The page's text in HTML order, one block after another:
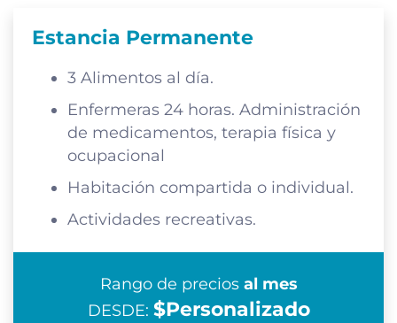
Estancia Permanente
3 Alimentos al día.
Enfermeras 24 horas. Administración
de medicamentos, terapia física y
ocupacional
Habitación compartida o individual.
Actividades recreativas.
Rango de precios al mes
DESDE: $Personalizado